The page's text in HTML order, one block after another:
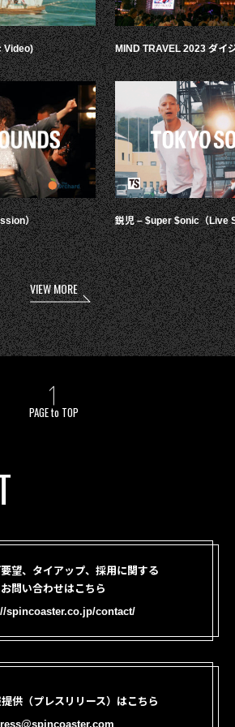
Video)
）
MIND TRAVEL 2023 ダイ
鋭児 – $uper $onic（Live
VIEW MORE
PAGE to TOP
望、タイアップ、採用に関する
お問い合わせはこちら
spincoaster.co.jp/contact/
供（プレスリリース）はこちら